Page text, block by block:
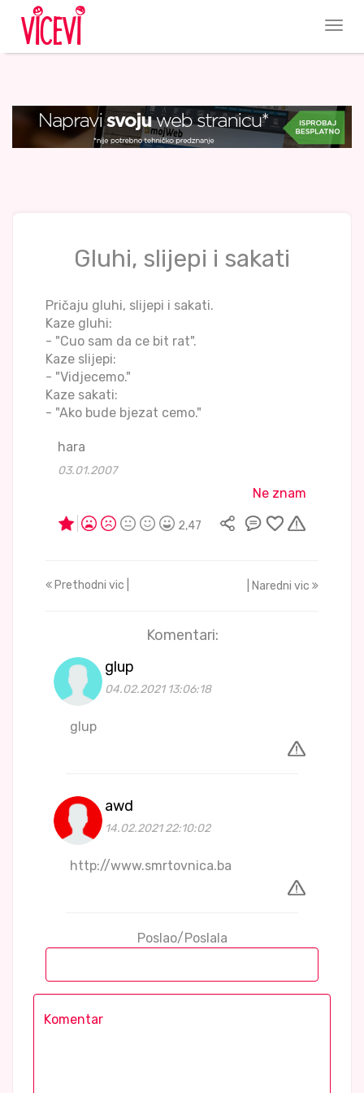
Gluhi, slijepi i sakati
Pričaju gluhi, slijepi i sakati.
Kaze gluhi:
- "Cuo sam da ce bit rat".
Kaze slijepi:
- "Vidjecemo."
Kaze sakati:
- "Ako bude bjezat cemo."
hara
03.01.2007
Ne znam
2,47
Prethodni vic | | Naredni vic
Komentari:
glup
04.02.2021 13:06:18
glup
awd
14.02.2021 22:10:02
http://www.smrtovnica.ba
Poslao/Poslala